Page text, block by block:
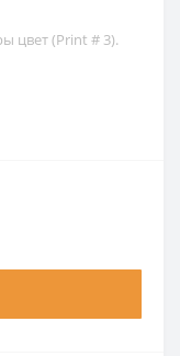
цвет (Print # 3).